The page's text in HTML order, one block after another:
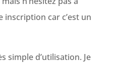
car c’est un
simple d’utilisation. Je